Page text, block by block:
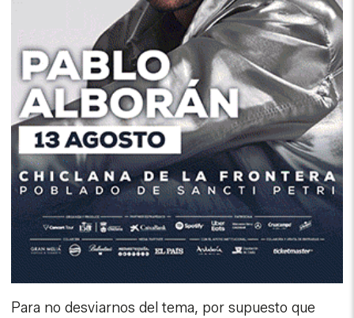
Para no desviarnos del tema, por supuesto que